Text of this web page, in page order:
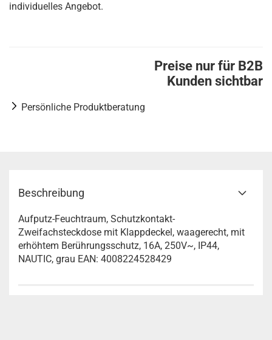
individuelles Angebot.
Preise nur für B2B
Kunden sichtbar
Persönliche Produktberatung
Beschreibung
Aufputz-Feuchtraum, Schutzkontakt-
Zweifachsteckdose mit Klappdeckel, waagerecht, mit
erhöhtem Berührungsschutz, 16A, 250V~, IP44,
NAUTIC, grau EAN: 4008224528429